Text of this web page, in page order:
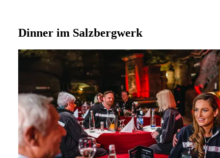
Dinner im Salzbergwerk